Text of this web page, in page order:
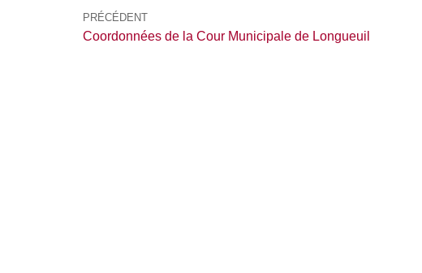
PRÉCÉDENT
Coordonnées de la Cour Municipale de Longueuil